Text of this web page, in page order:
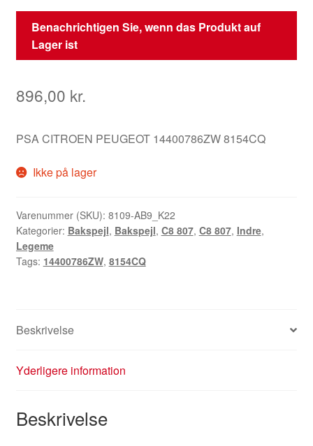
Benachrichtigen Sie, wenn das Produkt auf
Lager ist
896,00 kr.
PSA CITROEN PEUGEOT 14400786ZW 8154CQ
Ikke på lager
Varenummer (SKU): 8109-AB9_K22
Kategorier: Bakspejl, Bakspejl, C8 807, C8 807, Indre,
Legeme
Tags: 14400786ZW, 8154CQ
Beskrivelse
Yderligere information
Beskrivelse